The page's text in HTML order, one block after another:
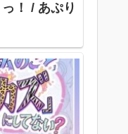
！ / あぷり